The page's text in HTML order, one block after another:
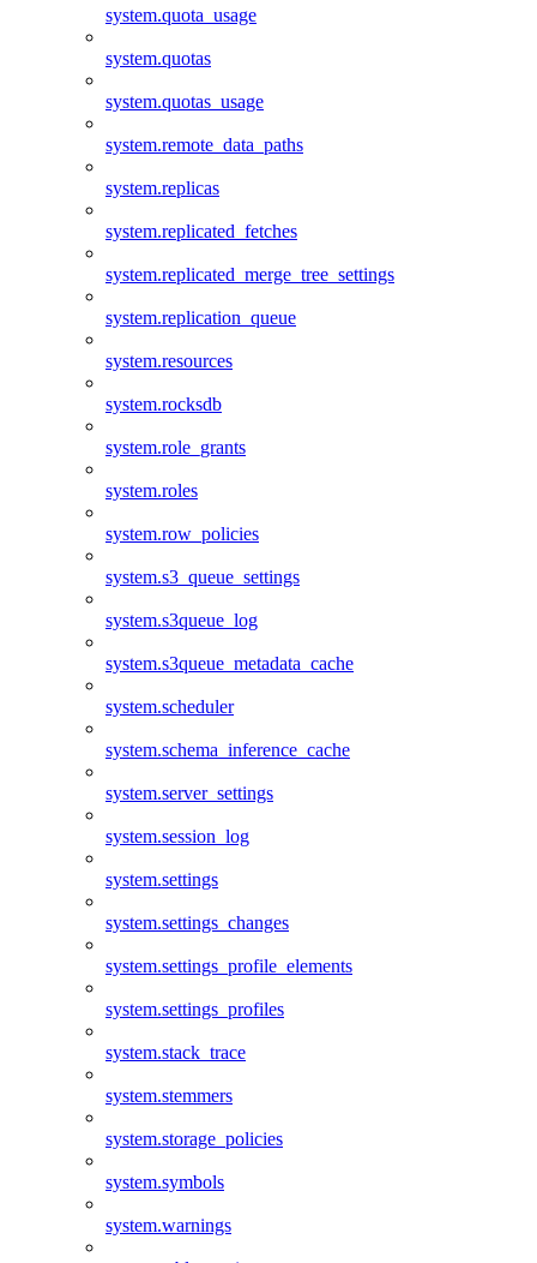
system.quota_usage
system.quotas
system.quotas_usage
system.remote_data_paths
system.replicas
system.replicated_fetches
system.replicated_merge_tree_settings
system.replication_queue
system.resources
system.rocksdb
system.role_grants
system.roles
system.row_policies
system.s3_queue_settings
system.s3queue_log
system.s3queue_metadata_cache
system.scheduler
system.schema_inference_cache
system.server_settings
system.session_log
system.settings
system.settings_changes
system.settings_profile_elements
system.settings_profiles
system.stack_trace
system.stemmers
system.storage_policies
system.symbols
system.warnings